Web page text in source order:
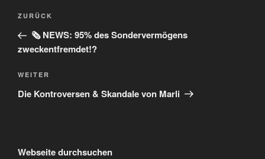
Beitragsnavigation
Vorheriger
Beitrag
ZURÜCK
🗞️ NEWS: 95% des Sondervermögens
zweckentfremdet!?
Nächster
Beitrag
WEITER
Die Kontroversen & Skandale von Marli
Webseite durchsuchen